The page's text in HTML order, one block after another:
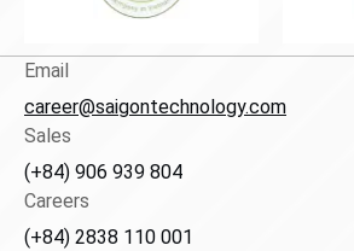
Email
career@saigontechnology.com
Sales
(+84) 906 939 804
Careers
(+84) 2838 110 001